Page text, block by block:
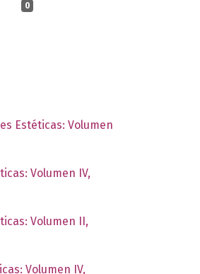
0
Estéticas: Volumen
Volumen IV,
Volumen II,
Volumen IV,